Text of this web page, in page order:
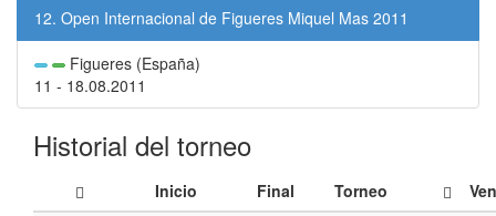
12. Open Internacional de Figueres Miquel Mas 2011
Figueres (España)
11 - 18.08.2011
Historial del torneo
Inicio Final Torneo